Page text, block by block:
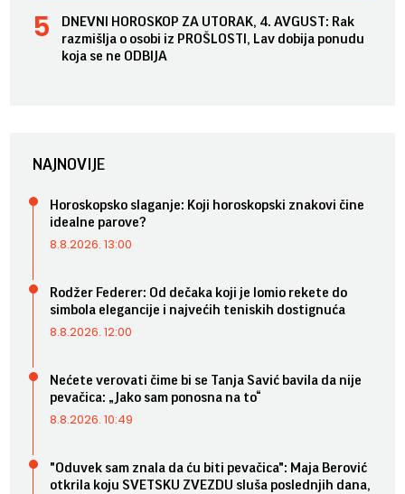
DNEVNI HOROSKOP ZA UTORAK, 4. AVGUST: Rak
razmišlja o osobi iz PROŠLOSTI, Lav dobija ponudu
koja se ne ODBIJA
NAJNOVIJE
Horoskopsko slaganje: Koji horoskopski znakovi čine
idealne parove?
8.8.2026. 13:00
Rodžer Federer: Od dečaka koji je lomio rekete do
simbola elegancije i najvećih teniskih dostignuća
8.8.2026. 12:00
Nećete verovati čime bi se Tanja Savić bavila da nije
pevačica: „Jako sam ponosna na to“
8.8.2026. 10:49
"Oduvek sam znala da ću biti pevačica": Maja Berović
otkrila koju SVETSKU ZVEZDU sluša poslednjih dana,